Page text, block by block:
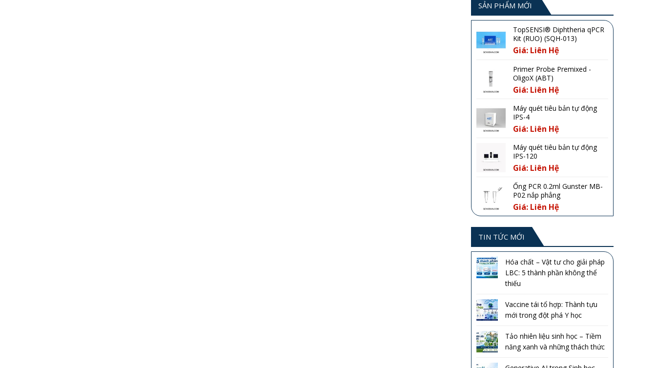
SẢN PHẨM MỚI
TopSENSI® Diphtheria qPCR
Kit (RUO) (SQH-013)
Giá: Liên Hệ
Primer Probe Premixed -
OligoX (ABT)
Giá: Liên Hệ
Máy quét tiêu bản tự động
IPS-4
Giá: Liên Hệ
Máy quét tiêu bản tự động
IPS-120
Giá: Liên Hệ
Ống PCR 0.2ml Gunster MB-
P02 nắp phẳng
Giá: Liên Hệ
TIN TỨC MỚI
Hóa chất – Vật tư cho giải pháp
LBC: 5 thành phần không thể
thiếu
Vaccine tái tổ hợp: Thành tựu
mới trong đột phá Y học
Tảo nhiên liệu sinh học – Tiềm
năng xanh và những thách thức